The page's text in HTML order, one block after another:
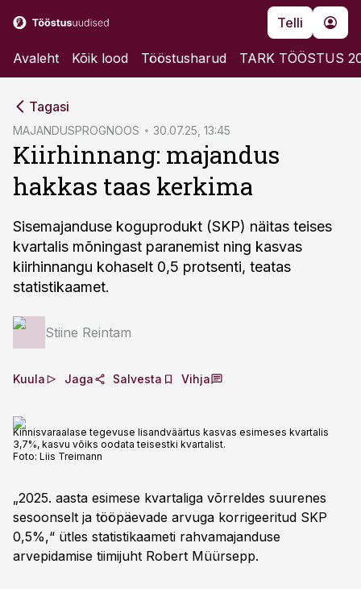
Telli
Avaleht Kõik lood Tööstusharud TARK TÖÖSTUS
Tagasi
MAJANDUSPROGNOOS 30.07.25, 13:45
Kiirhinnang: majandus
hakkas taas kerkima
Sisemajanduse koguprodukt (SKP) näitas teises
kvartalis mõningast paranemist ning kasvas
kiirhinnangu kohaselt 0,5 protsenti, teatas
statistikaamet.
Stiine Reintam
Kuula Jaga Salvesta Vihja
Kinnisvaraalase tegevuse lisandväärtus kasvas esimeses kvartalis
3,7%, kasvu võiks oodata teisestki kvartalist.
Foto: Liis Treimann
„2025. aasta esimese kvartaliga võrreldes suurenes
sesoonselt ja tööpäevade arvuga korrigeeritud SKP
0,5%,“ ütles statistikaameti rahvamajanduse
arvepidamise tiimijuht Robert Müürsepp.